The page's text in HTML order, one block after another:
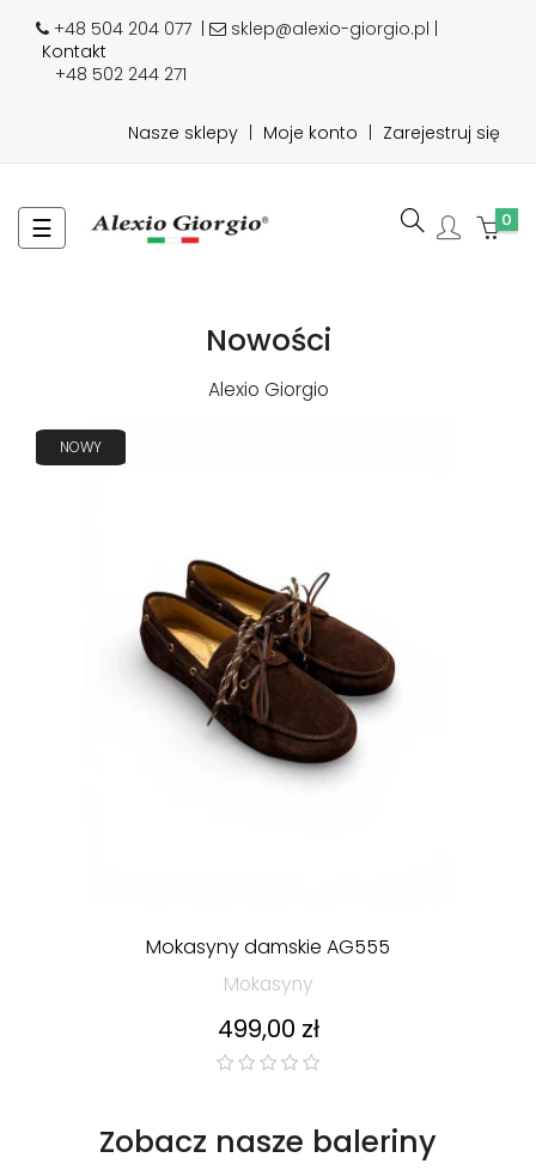
+48 504 204 077
sklep@alexio-giorgio.pl |
Kontakt
+48 502 244 271
Nasze sklepy Moje konto Zarejestruj się
Toggle
navigation
☰ 0
Nowości
Alexio Giorgio
NOWY
Mokasyny damskie AG555
Mokasyny
Cena
499,00 zł
Zobacz nasze baleriny